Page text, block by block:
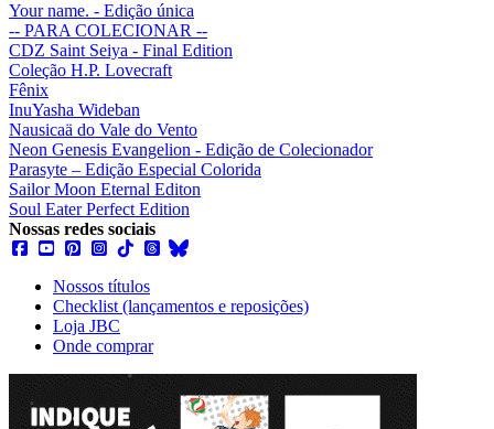
Your name. - Edição única
-- PARA COLECIONAR --
CDZ Saint Seiya - Final Edition
Coleção H.P. Lovecraft
Fênix
InuYasha Wideban
Nausicaä do Vale do Vento
Neon Genesis Evangelion - Edição de Colecionador
Parasyte – Edição Especial Colorida
Sailor Moon Eternal Editon
Soul Eater Perfect Edition
Nossas redes sociais
Nossos títulos
Checklist (lançamentos e reposições)
Loja JBC
Onde comprar